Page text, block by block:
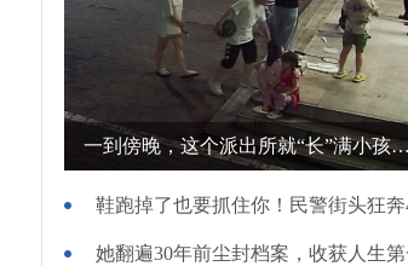
一到傍晚，这个派出所就“长”满小孩